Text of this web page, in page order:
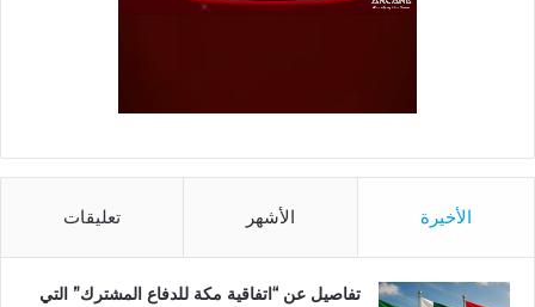
الأخيرة الأشهر تعليقات
تفاصيل عن “اتفاقية مكة للدفاع المشترك” التي